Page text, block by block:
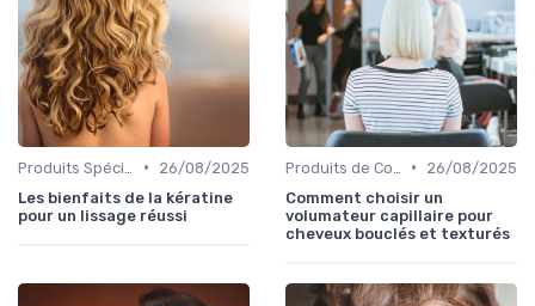
•
26/08/2025
Les bienfaits de la kératine
pour un lissage réussi
•
26/08/2025
Comment choisir un
volumateur capillaire pour
cheveux bouclés et texturés